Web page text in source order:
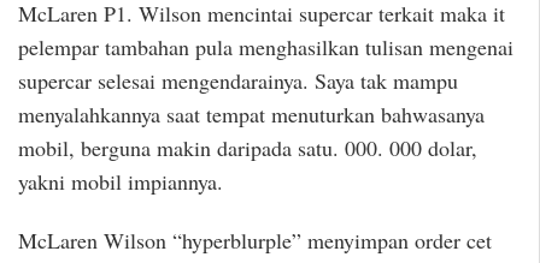
McLaren P1. Wilson mencintai supercar terkait maka it
pelempar tambahan pula menghasilkan tulisan mengenai
supercar selesai mengendarainya. Saya tak mampu
menyalahkannya saat tempat menuturkan bahwasanya
mobil, berguna makin daripada satu. 000. 000 dolar,
yakni mobil impiannya.
McLaren Wilson “hyperblurple” menyimpan order cet